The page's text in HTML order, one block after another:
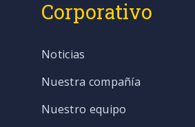
Corporativo
Noticias
Nuestra compañía
Nuestro equipo